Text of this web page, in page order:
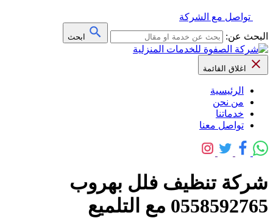
تواصل مع الشركة
البحث عن:
ابحث
اغلاق القائمة
الرئيسية
من نحن
خدماتنا
تواصل معنا
شركة تنظيف فلل بهروب
0558592765 مع التلميع